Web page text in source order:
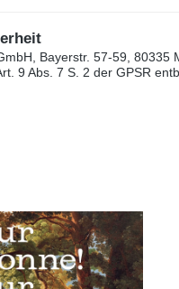
Bayerstr. 57-59,
9 Abs. 7 S. 2 der GPSR